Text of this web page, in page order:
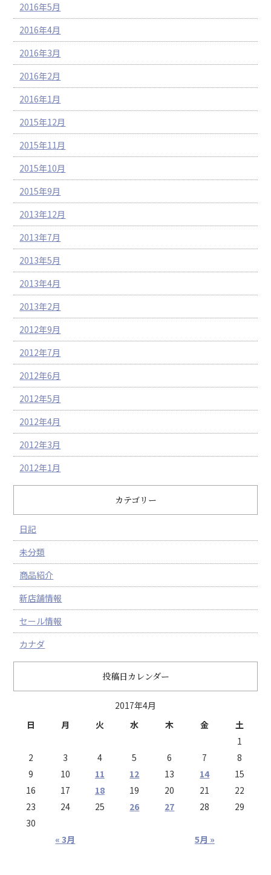
2016年5月
2016年4月
2016年3月
2016年2月
2016年1月
2015年12月
2015年11月
2015年10月
2015年9月
2013年12月
2013年7月
2013年5月
2013年4月
2013年2月
2012年9月
2012年7月
2012年6月
2012年5月
2012年4月
2012年3月
2012年1月
カテゴリー
日記
未分類
商品紹介
新店舗情報
セール情報
カナダ
投稿日カレンダー
2017年4月
日
月 火 水 木 金 土
« 3月 5月 »
1
2
3 4 5 6 7
8
9
10 11 12 13 14
15
16
17 18 19 20 21
22
23
24 25 26 27 28
29
30